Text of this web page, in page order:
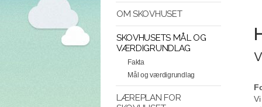
OM SKOVHUSET
SKOVHUSETS MÅL OG
VÆRDIGRUNDLAG
Fakta
Mål og værdigrundlag
LÆREPLAN FOR